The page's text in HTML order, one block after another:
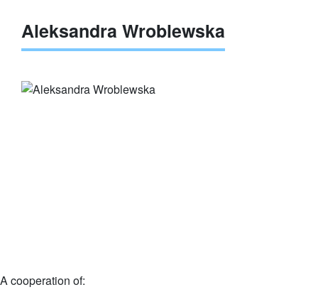
Aleksandra Wroblewska
A cooperation of: